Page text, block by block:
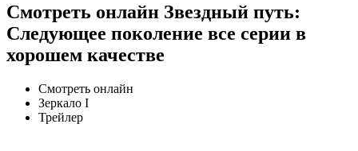
Смотреть онлайн Звездный путь:
Следующее поколение все серии в
хорошем качестве
Смотреть онлайн
Зеркало I
Трейлер